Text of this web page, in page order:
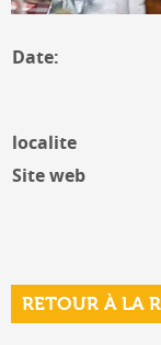
Date:
localite
Site web
RETOUR À LA